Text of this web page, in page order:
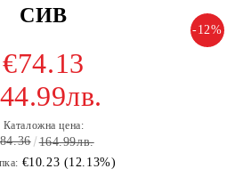
СИВ
-12%
€74.13
Каталожна цена:
164.99лв.
€10.23 (12.13%)